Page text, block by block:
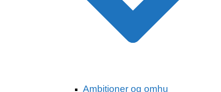
Ambitioner og omhu